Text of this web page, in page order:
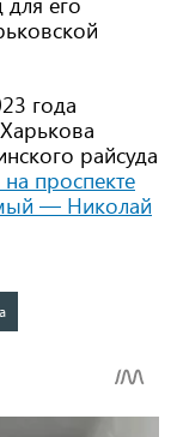
года
райсуда
проспекте
— Николай